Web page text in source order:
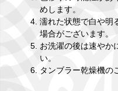
めします。
濡れた状態で白や明
場合がございます。
お洗濯の後は速やか
い。
タンブラー乾燥機の